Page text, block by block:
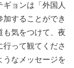
ョンは「外国人
することができ
も気をつけて、夜
って観てくださ
うなメッセージを